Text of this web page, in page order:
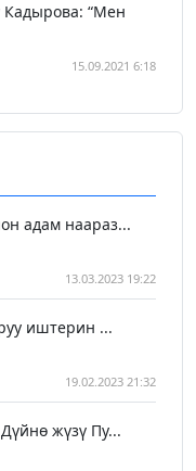
“Мен
15.09.2021 6:18
адам наараз...
13.03.2023 19:22
иштерин ...
19.02.2023 21:32
жүзү Пу...